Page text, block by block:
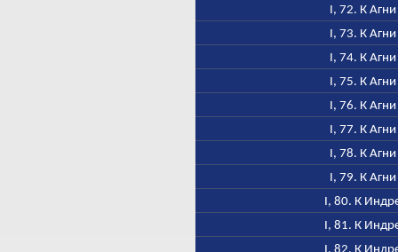
I, 72. К Агни
I, 73. К Агни
I, 74. К Агни
I, 75. К Агни
I, 76. К Агни
I, 77. К Агни
I, 78. К Агни
I, 79. К Агни
I, 80. К
I, 81. К
I, 82. К